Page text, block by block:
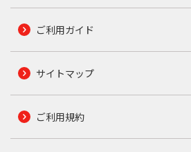
ご利用ガイド
サイトマップ
ご利用規約